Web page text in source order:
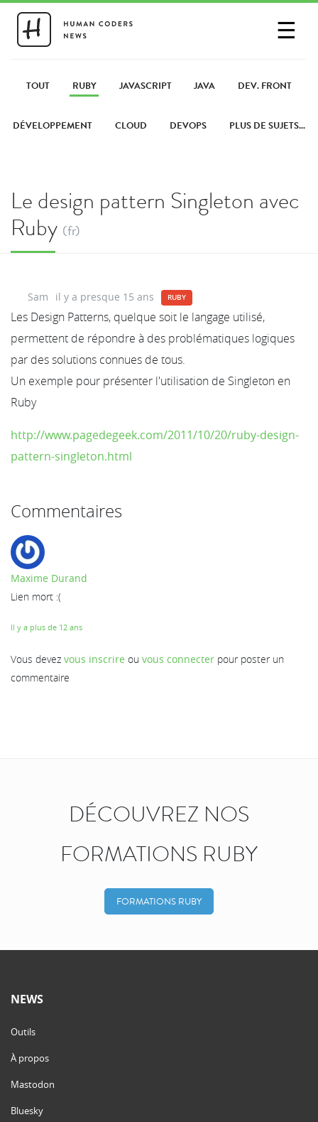
☰
PARTAGER UN LIEN
TOUT RUBY JAVASCRIPT JAVA DEV. FRONT
DÉVELOPPEMENT CLOUD DEVOPS PLUS DE SUJETS...
Le design pattern Singleton avec
Ruby (fr)
Sam il y a presque 15 ans RUBY
Les Design Patterns, quelque soit le langage utilisé,
permettent de répondre à des problématiques logiques
par des solutions connues de tous.
Un exemple pour présenter l'utilisation de Singleton en
Ruby
http://www.pagedegeek.com/2011/10/20/ruby-design-
pattern-singleton.html
Commentaires
Maxime Durand
Lien mort :(
Il y a plus de 12 ans
Vous devez vous inscrire ou vous connecter pour poster un
commentaire
DÉCOUVREZ NOS
FORMATIONS RUBY
FORMATIONS RUBY
NEWS
Outils
À propos
Mastodon
Bluesky